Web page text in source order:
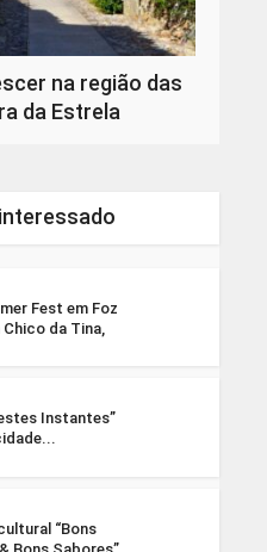
na região das
da Estrela
Fest em Foz
da Tina,
Instantes”
“Bons